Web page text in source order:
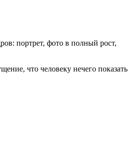
портрет, фото в полный рост,
что человеку нечего показать